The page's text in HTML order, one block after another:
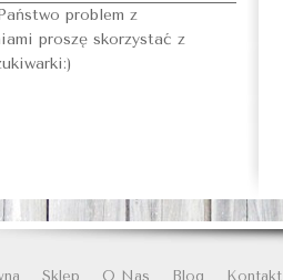
problem z
proszę skorzystać z
Sklep O Nas Blog Kontakt